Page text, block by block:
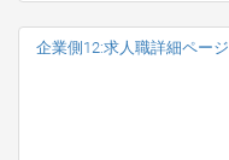
企業側12:求人職詳細ページ